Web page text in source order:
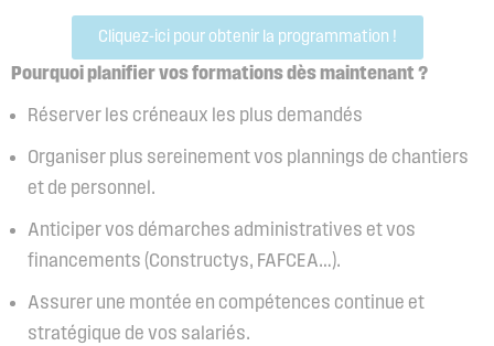
Cliquez-ici pour obtenir la programmation !
Pourquoi planifier vos formations dès maintenant ?
Réserver les créneaux les plus demandés
Organiser plus sereinement vos plannings de chantiers
et de personnel.
Anticiper vos démarches administratives et vos
financements (Constructys, FAFCEA…).
Assurer une montée en compétences continue et
stratégique de vos salariés.